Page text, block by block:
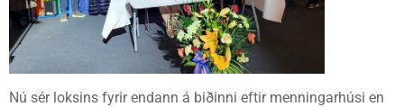
Nú sér loksins fyrir endann á biðinni eftir menningarhúsi en